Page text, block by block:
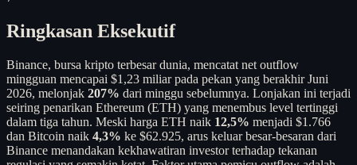
Ringkasan Eksekutif
Binance, bursa kripto terbesar dunia, mencatat net outflow
mingguan mencapai $1,23 miliar pada pekan yang berakhir Juni
2026, melonjak 207% dari minggu sebelumnya. Lonjakan ini terjadi
seiring penarikan Ethereum (ETH) yang menembus level tertinggi
dalam tiga tahun. Meski harga ETH naik 12,5% menjadi $1.766
dan Bitcoin naik 4,3% ke $62.925, arus keluar besar-besaran dari
Binance menandakan kekhawatiran investor terhadap tekanan